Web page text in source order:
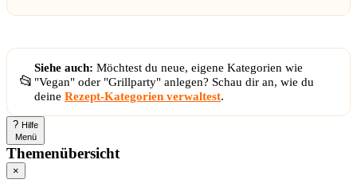
📂
Siehe auch: Möchtest du neue, eigene Kategorien wie
"Vegan" oder "Grillparty" anlegen? Schau dir an, wie du
deine Rezept-Kategorien verwaltest.
? Hilfe
Menü
Themenübersicht
×